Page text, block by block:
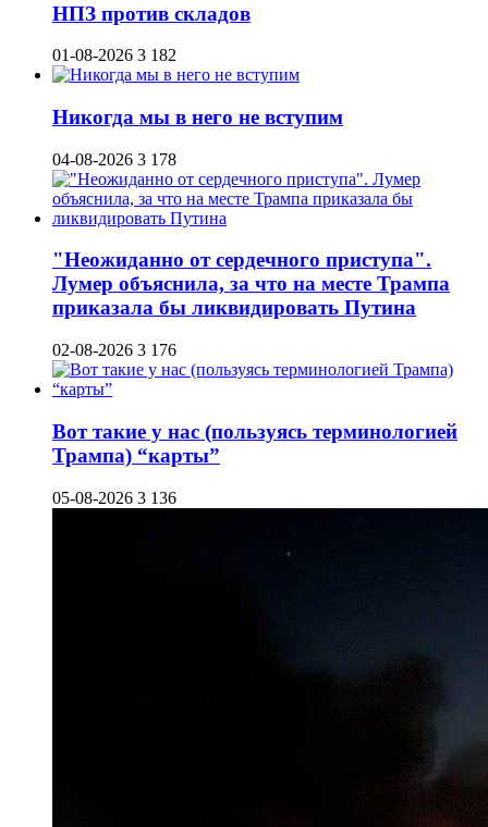
НПЗ против складов
01-08-2026 3 182
Никогда мы в него не вступим
04-08-2026 3 178
"Неожиданно от сердечного приступа".
Лумер объяснила, за что на месте Трампа
приказала бы ликвидировать Путина
02-08-2026 3 176
Вот такие у нас (пользуясь терминологией
Трампа) “карты”
05-08-2026 3 136